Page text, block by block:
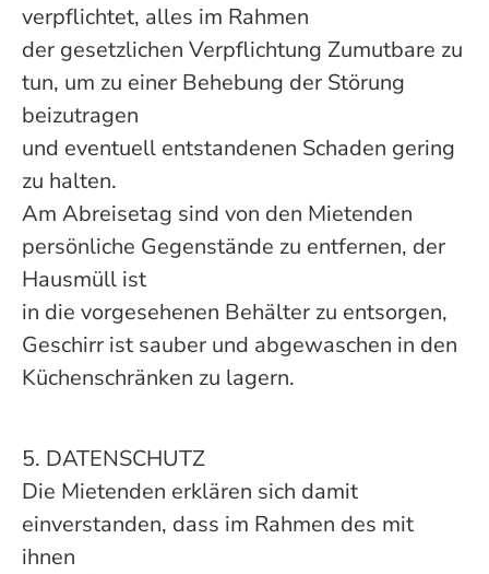
verpflichtet, alles im Rahmen
der gesetzlichen Verpflichtung Zumutbare zu
tun, um zu einer Behebung der Störung
beizutragen
und eventuell entstandenen Schaden gering
zu halten.
Am Abreisetag sind von den Mietenden
persönliche Gegenstände zu entfernen, der
Hausmüll ist
in die vorgesehenen Behälter zu entsorgen,
Geschirr ist sauber und abgewaschen in den
Küchenschränken zu lagern.
5. DATENSCHUTZ
Die Mietenden erklären sich damit
einverstanden, dass im Rahmen des mit
ihnen